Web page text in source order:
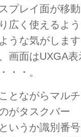
プレイ面が移
広く使えるよ
うな気がしま
画面はUXGA
・・。
とながらマル
がタスクバー
いうか識別番